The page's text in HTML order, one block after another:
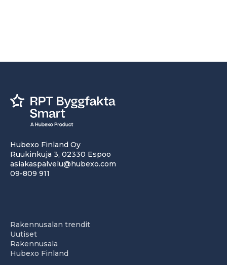
Hubexo Finland Oy
Ruukinkuja 3, 02330 Espoo
asiakaspalvelu@hubexo.com
09-809 911
Rakennusalan trendit
Uutiset
Rakennusala
Hubexo Finland